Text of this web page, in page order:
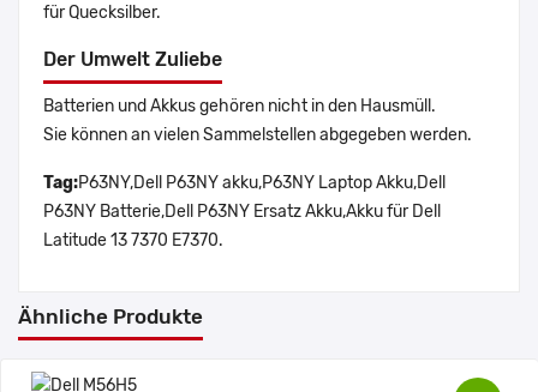
für Quecksilber.
Der Umwelt Zuliebe
Batterien und Akkus gehören nicht in den Hausmüll.
Sie können an vielen Sammelstellen abgegeben werden.
Tag:P63NY,Dell P63NY akku,P63NY Laptop Akku,Dell
P63NY Batterie,Dell P63NY Ersatz Akku,Akku für Dell
Latitude 13 7370 E7370.
Ähnliche Produkte